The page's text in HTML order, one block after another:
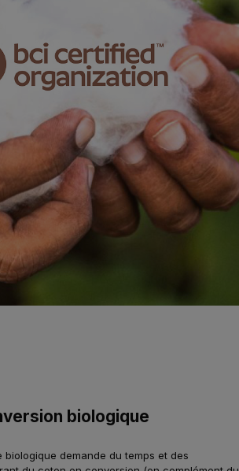
biologique
biologique demande du temps et des